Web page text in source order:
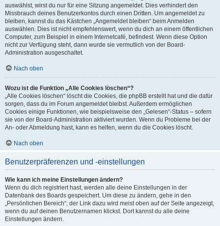
auswählst, wirst du nur für eine Sitzung angemeldet. Dies verhindert den
Missbrauch deines Benutzerkontos durch einen Dritten. Um angemeldet zu
bleiben, kannst du das Kästchen „Angemeldet bleiben“ beim Anmelden
auswählen. Dies ist nicht empfehlenswert, wenn du dich an einem öffentlichen
Computer, zum Beispiel in einem Internetcafé, befindest. Wenn diese Option
nicht zur Verfügung steht, dann wurde sie vermutlich von der Board-
Administration ausgeschaltet.
Nach oben
Wozu ist die Funktion „Alle Cookies löschen“?
„Alle Cookies löschen“ löscht die Cookies, die phpBB erstellt hat und die dafür
sorgen, dass du im Forum angemeldet bleibst. Außerdem ermöglichen
Cookies einige Funktionen, wie beispielsweise den „Gelesen“-Status – sofern
sie von der Board-Administration aktiviert wurden. Wenn du Probleme bei der
An- oder Abmeldung hast, kann es helfen, wenn du die Cookies löscht.
Nach oben
Benutzerpräferenzen und -einstellungen
Wie kann ich meine Einstellungen ändern?
Wenn du dich registriert hast, werden alle deine Einstellungen in der
Datenbank des Boards gespeichert. Um diese zu ändern, gehe in den
„Persönlichen Bereich“; der Link dazu wird meist oben auf der Seite angezeigt,
wenn du auf deinen Benutzernamen klickst. Dort kannst du alle deine
Einstellungen ändern.